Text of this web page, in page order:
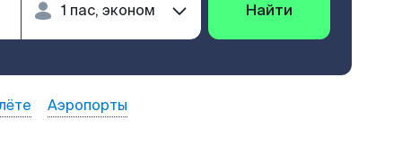
Найти
Аэропорты